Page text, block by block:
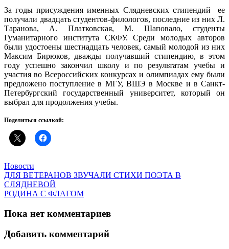
За годы присуждения именных Слядневских стипендий ее
получали двадцать студентов-филологов, последние из них Л.
Таранова, А. Платковская, М. Шаповало, студенты
Гуманитарного института СКФУ. Среди молодых авторов
были удостоены шестнадцать человек, самый молодой из них
Максим Бирюков, дважды получавший стипендию, в этом
году успешно закончил школу и по результатам учебы и
участия во Всероссийских конкурсах и олимпиадах ему были
предложено поступление в МГУ, ВШЭ в Москве и в Санкт-
Петербургский государственный университет, который он
выбрал для продолжения учебы.
Поделиться ссылкой:
Новости
ДЛЯ ВЕТЕРАНОВ ЗВУЧАЛИ СТИХИ ПОЭТА В
СЛЯДНЕВОЙ
РОДИНА С ФЛАГОМ
Пока нет комментариев
Добавить комментарий